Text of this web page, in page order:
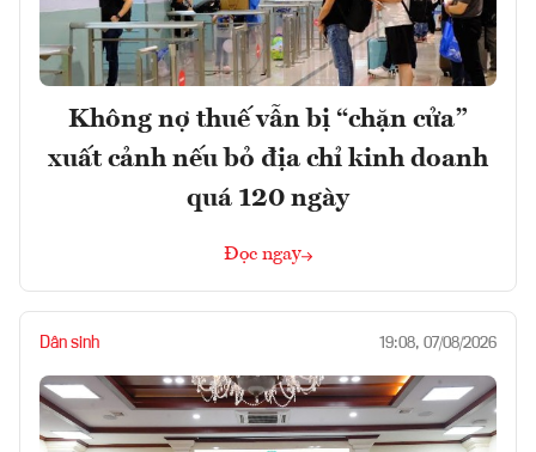
Không nợ thuế vẫn bị “chặn cửa”
xuất cảnh nếu bỏ địa chỉ kinh doanh
quá 120 ngày
Đọc ngay
Dân sinh 19:08, 07/08/2026